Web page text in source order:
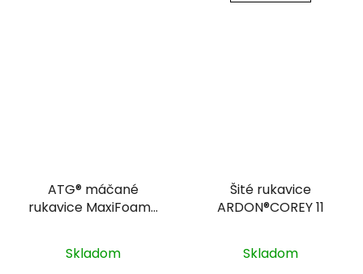
ATG® máčané
rukavice MaxiFoam®
Skladom
Šité rukavice
ARDON®COREY 11
Skladom